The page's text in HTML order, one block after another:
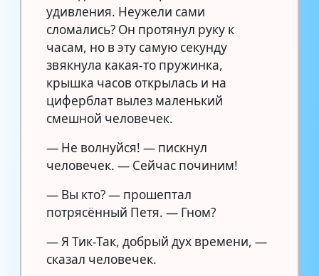
удивления. Неужели сами
сломались? Он протянул руку к
часам, но в эту самую секунду
звякнула какая-то пружинка,
крышка часов открылась и на
циферблат вылез маленький
смешной человечек.
— Не волнуйся! — пискнул
человечек. — Сейчас починим!
— Вы кто? — прошептал
потрясённый Петя. — Гном?
— Я Тик-Так, добрый дух времени, —
сказал человечек.